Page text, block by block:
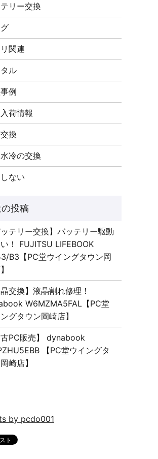
リー交換
関連
ル
例
荷情報
換
冷の交換
ない
ッテリー交換】バッテリー駆動
！ FUJITSU LIFEBOOK
B3【PC堂ウイングタウン岡
晶交換】液晶割れ修理！
W6MZMA5FAL【PC堂
グタウン岡崎店】
古PC販売】 dynabook
【PC堂ウイングタ
崎店】
by pcdo001